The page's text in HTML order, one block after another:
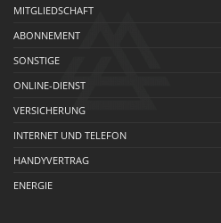
MITGLIEDSCHAFT
ABONNEMENT
SONSTIGE
ONLINE-DIENST
VERSICHERUNG
INTERNET UND TELEFON
HANDYVERTRAG
ENERGIE